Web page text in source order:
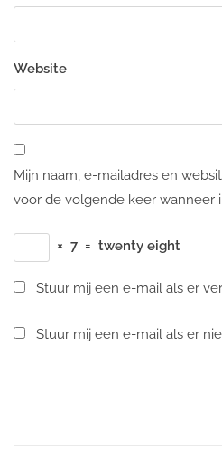
Website
Mijn naam, e-mailadres en
voor de volgende keer wanneer
× 7 = twenty eight
Stuur mij een e-mail als er
Stuur mij een e-mail als er